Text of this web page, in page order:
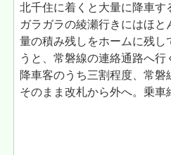
北千住に着くと大量に降車す
ガラガラの綾瀬行きにはほ
量の積み残しをホームに残し
うと、常磐線の連絡通路へ行
降車客のうち三割程度、常
そのまま改札から外へ。乗車